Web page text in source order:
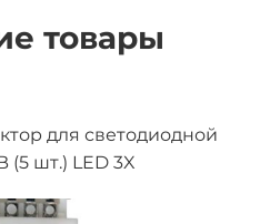
товары
для светодиодной
(5 шт.) LED 3X